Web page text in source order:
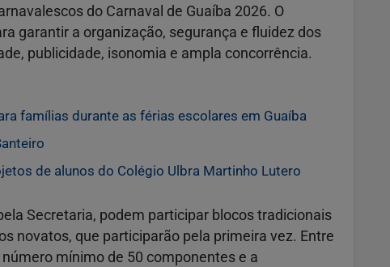
do Carnaval de Guaíba 2026. O
garantir a organização, segurança e fluidez dos
publicidade, isonomia e ampla concorrência.
famílias durante as férias escolares em Guaíba
de alunos do Colégio Ulbra Martinho Lutero
Secretaria, podem participar blocos tradicionais
novatos, que participarão pela primeira vez. Entre
mínimo de 50 componentes e a